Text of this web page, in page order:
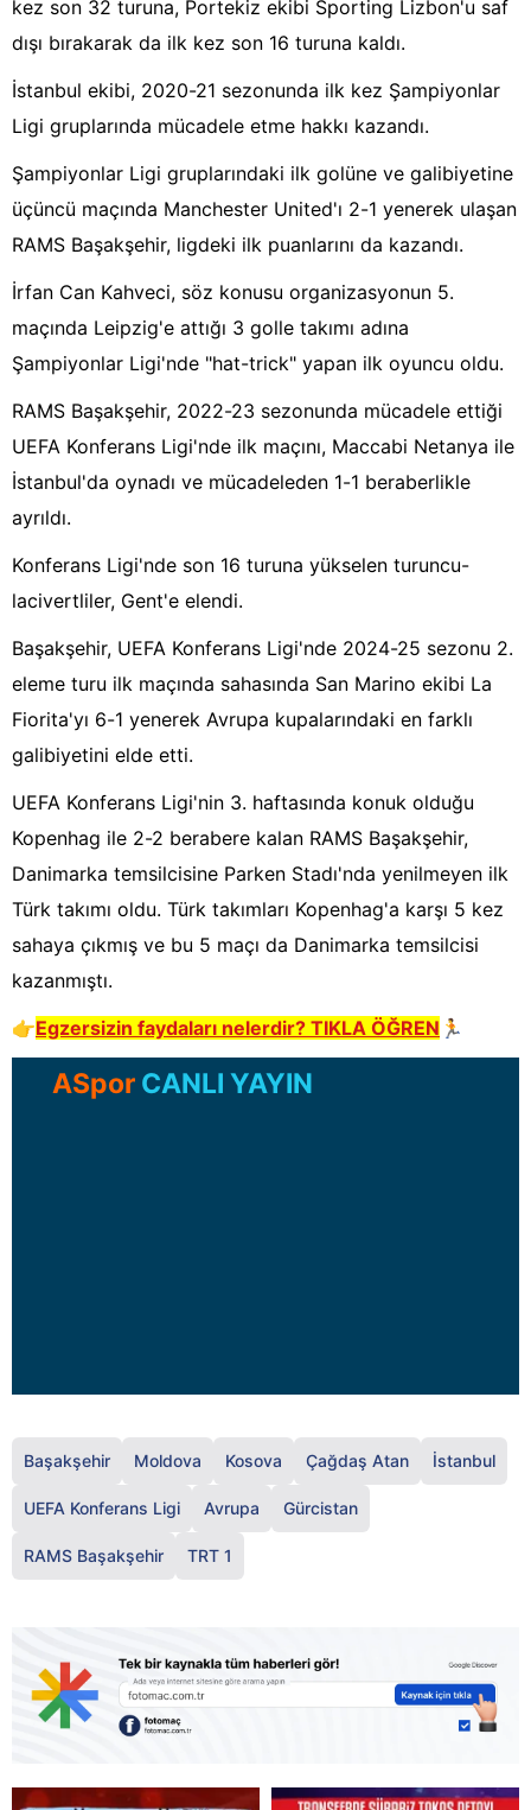
kez son 32 turuna, Portekiz ekibi Sporting Lizbon'u saf
dışı bırakarak da ilk kez son 16 turuna kaldı.
İstanbul ekibi, 2020-21 sezonunda ilk kez Şampiyonlar
Ligi gruplarında mücadele etme hakkı kazandı.
Şampiyonlar Ligi gruplarındaki ilk golüne ve galibiyetine
üçüncü maçında Manchester United'ı 2-1 yenerek ulaşan
RAMS Başakşehir, ligdeki ilk puanlarını da kazandı.
İrfan Can Kahveci, söz konusu organizasyonun 5.
maçında Leipzig'e attığı 3 golle takımı adına
Şampiyonlar Ligi'nde "hat-trick" yapan ilk oyuncu oldu.
RAMS Başakşehir, 2022-23 sezonunda mücadele ettiği
UEFA Konferans Ligi'nde ilk maçını, Maccabi Netanya ile
İstanbul'da oynadı ve mücadeleden 1-1 beraberlikle
ayrıldı.
Konferans Ligi'nde son 16 turuna yükselen turuncu-
lacivertliler, Gent'e elendi.
Başakşehir, UEFA Konferans Ligi'nde 2024-25 sezonu 2.
eleme turu ilk maçında sahasında San Marino ekibi La
Fiorita'yı 6-1 yenerek Avrupa kupalarındaki en farklı
galibiyetini elde etti.
UEFA Konferans Ligi'nin 3. haftasında konuk olduğu
Kopenhag ile 2-2 berabere kalan RAMS Başakşehir,
Danimarka temsilcisine Parken Stadı'nda yenilmeyen ilk
Türk takımı oldu. Türk takımları Kopenhag'a karşı 5 kez
sahaya çıkmış ve bu 5 maçı da Danimarka temsilcisi
kazanmıştı.
👉Egzersizin faydaları nelerdir? TIKLA ÖĞREN 🏃
ASpor CANLI YAYIN
Başakşehir Moldova Kosova Çağdaş Atan İstanbul
UEFA Konferans Ligi Avrupa Gürcistan
RAMS Başakşehir TRT 1